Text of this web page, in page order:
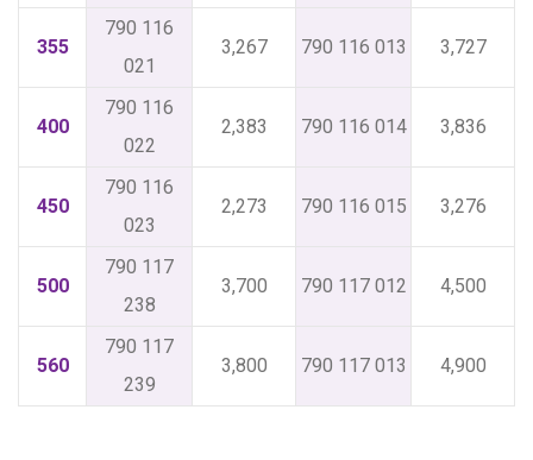
355
790 116
021
3,267 790 116 013 3,727
400
790 116
022
2,383 790 116 014 3,836
450
790 116
023
2,273 790 116 015 3,276
500
790 117
238
3,700 790 117 012 4,500
560
790 117
239
3,800 790 117 013 4,900